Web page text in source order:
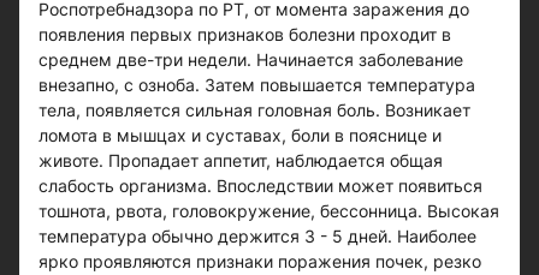
Роспотребнадзора по РТ, от момента заражения до
появления первых признаков болезни проходит в
среднем две-три недели. Начинается заболевание
внезапно, с озноба. Затем повышается температура
тела, появляется сильная головная боль. Возникает
ломота в мышцах и суставах, боли в пояснице и
животе. Пропадает аппетит, наблюдается общая
слабость организма. Впоследствии может появиться
тошнота, рвота, головокружение, бессонница. Высокая
температура обычно держится 3 - 5 дней. Наиболее
ярко проявляются признаки поражения почек, резко